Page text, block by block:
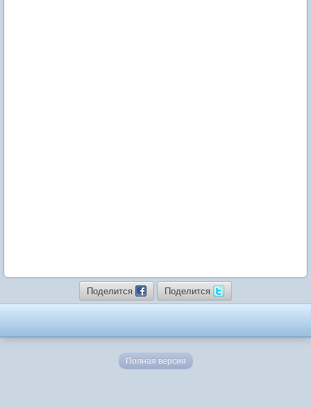
Поделится Поделится
Полная версия